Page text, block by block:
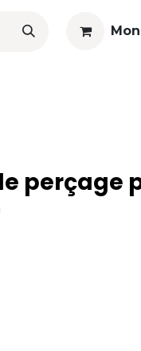
perçage